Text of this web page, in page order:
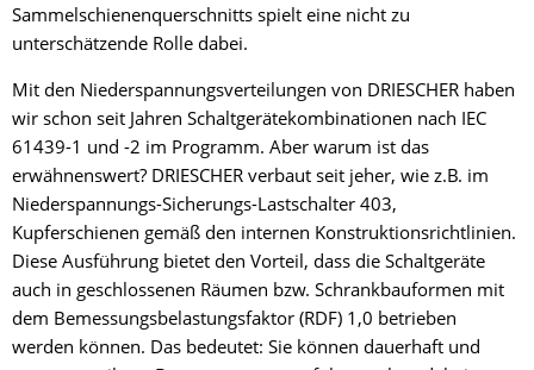
Sammelschienenquerschnitts spielt eine nicht zu
unterschätzende Rolle dabei.
Mit den Niederspannungsverteilungen von DRIESCHER haben
wir schon seit Jahren Schaltgerätekombinationen nach IEC
61439-1 und -2 im Programm. Aber warum ist das
erwähnenswert? DRIESCHER verbaut seit jeher, wie z.B. im
Niederspannungs-Sicherungs-Lastschalter 403,
Kupferschienen gemäß den internen Konstruktionsrichtlinien.
Diese Ausführung bietet den Vorteil, dass die Schaltgeräte
auch in geschlossenen Räumen bzw. Schrankbauformen mit
dem Bemessungsbelastungsfaktor (RDF) 1,0 betrieben
werden können. Das bedeutet: Sie können dauerhaft und